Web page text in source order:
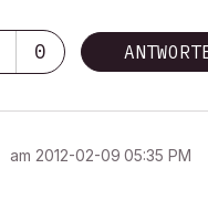
0
am ‎2012-02-09 05:35 PM